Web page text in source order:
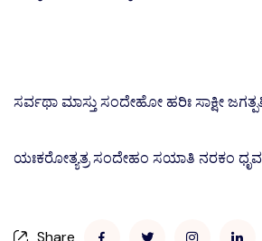
ಸರ್ವಥಾ ಮಾಸ್ತು ಸಂದೇಹೋ ಹರಿಃ ಸಾಕ್ಷೀ
ಯಃಕರೋತ್ಯತ್ರ ಸಂದೇಹಂ ಸಯಾತಿ ನರಕಂ
Share